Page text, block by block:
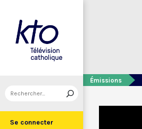
Se connecter
Émissions